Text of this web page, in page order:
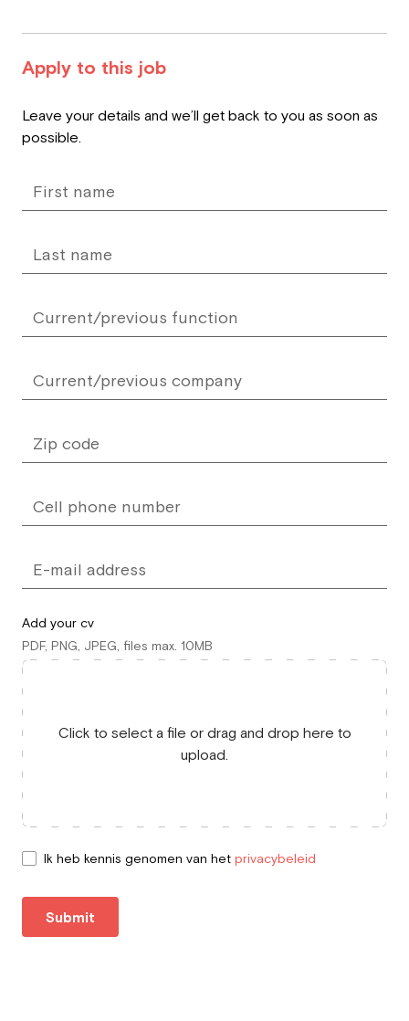
Apply to this job
field
Leave your details and we’ll get back to you as soon as
possible.
Add your cv
PDF, PNG, JPEG, files max. 10MB
Click to select a file or drag and drop here to
upload.
Ik heb kennis genomen van het privacybeleid
Submit